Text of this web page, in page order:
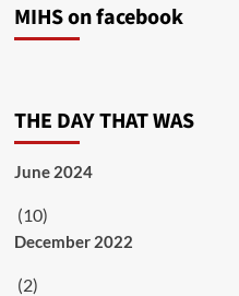
MIHS on facebook
THE DAY THAT WAS
June 2024
(10)
December 2022
(2)